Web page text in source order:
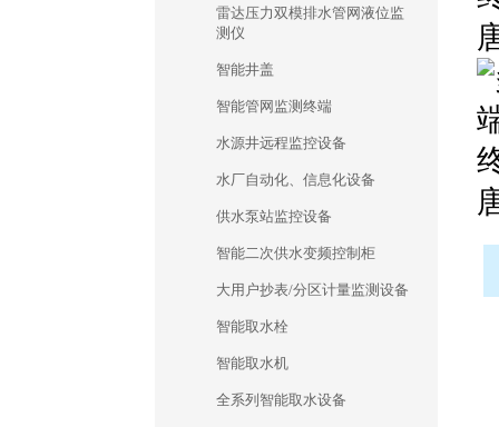
雷达压力双模排水管网液位监
测仪
智能井盖
智能管网监测终端
水源井远程监控设备
水厂自动化、信息化设备
供水泵站监控设备
智能二次供水变频控制柜
大用户抄表/分区计量监测设备
智能取水栓
智能取水机
全系列智能取水设备